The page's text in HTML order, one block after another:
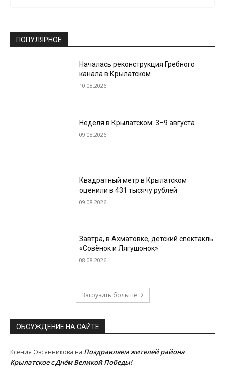
ПОПУЛЯРНОЕ
Началась реконструкция Гребного
канала в Крылатском
10.08.2026
Неделя в Крылатском: 3–9 августа
09.08.2026
Квадратный метр в Крылатском
оценили в 431 тысячу рублей
09.08.2026
Завтра, в Ахматовке, детский спектакль
«Совёнок и Лягушонок»
08.08.2026
Загрузить больше
ОБСУЖДЕНИЕ НА САЙТЕ
Ксения Овсянникова на Поздравляем жителей района
Крылатское с Днём Великой Победы!